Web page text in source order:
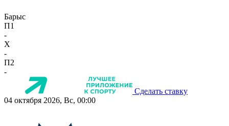
Барыс
П1
-
X
-
П2
-
Сделать ставку
04 октября 2026, Вс, 00:00